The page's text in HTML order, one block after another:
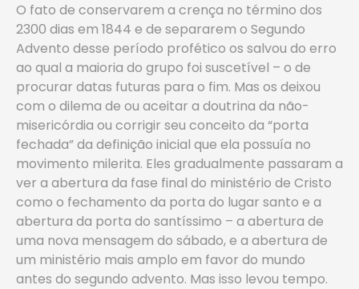
O fato de conservarem a crença no término dos
2300 dias em 1844 e de separarem o Segundo
Advento desse período profético os salvou do erro
ao qual a maioria do grupo foi suscetível – o de
procurar datas futuras para o fim. Mas os deixou
com o dilema de ou aceitar a doutrina da não-
misericórdia ou corrigir seu conceito da “porta
fechada” da definição inicial que ela possuía no
movimento milerita. Eles gradualmente passaram a
ver a abertura da fase final do ministério de Cristo
como o fechamento da porta do lugar santo e a
abertura da porta do santíssimo – a abertura de
uma nova mensagem do sábado, e a abertura de
um ministério mais amplo em favor do mundo
antes do segundo advento. Mas isso levou tempo.